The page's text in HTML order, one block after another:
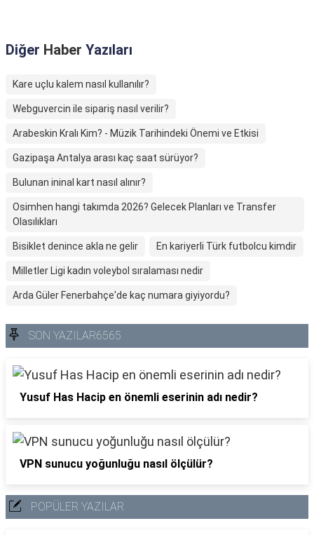
Diğer Haber Yazıları
Kare uçlu kalem nasıl kullanılır?
Webguvercin ile sipariş nasıl verilir?
Arabeskin Kralı Kim? - Müzik Tarihindeki Önemi ve Etkisi
Gazipaşa Antalya arası kaç saat sürüyor?
Bulunan ininal kart nasıl alınır?
Osimhen hangi takımda 2026? Gelecek Planları ve Transfer
Olasılıkları
Bisiklet denince akla ne gelir En kariyerli Türk futbolcu kimdir
Milletler Ligi kadın voleybol sıralaması nedir
Arda Güler Fenerbahçe'de kaç numara giyiyordu?
SON YAZILAR6565
Yusuf Has Hacip en önemli eserinin adı nedir?
VPN sunucu yoğunluğu nasıl ölçülür?
POPÜLER YAZILAR